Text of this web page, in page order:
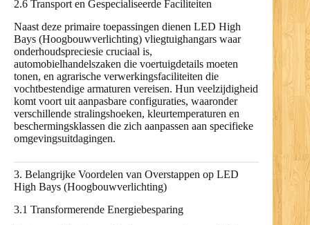
2.6 Transport en Gespecialiseerde Faciliteiten
Naast deze primaire toepassingen dienen LED High
Bays (Hoogbouwverlichting) vliegtuighangars waar
onderhoudspreciesie cruciaal is,
automobielhandelszaken die voertuigdetails moeten
tonen, en agrarische verwerkingsfaciliteiten die
vochtbestendige armaturen vereisen. Hun veelzijdigheid
komt voort uit aanpasbare configuraties, waaronder
verschillende stralingshoeken, kleurtemperaturen en
beschermingsklassen die zich aanpassen aan specifieke
omgevingsuitdagingen.
3. Belangrijke Voordelen van Overstappen op LED
High Bays (Hoogbouwverlichting)
3.1 Transformerende Energiebesparing